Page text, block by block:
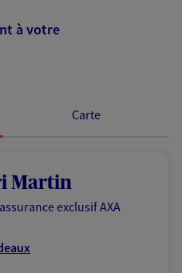
à votre
Carte
Martin
exclusif AXA